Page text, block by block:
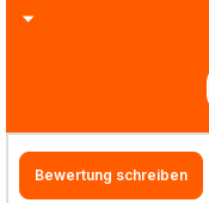
Bewertung schreiben